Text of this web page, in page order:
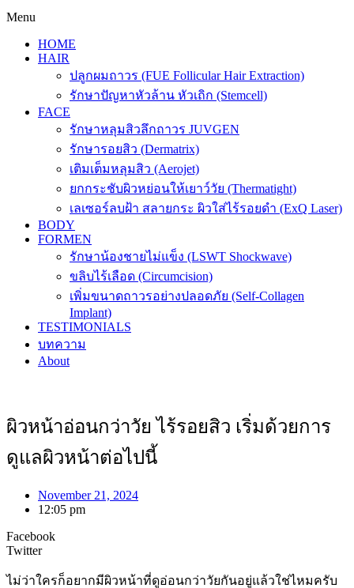
Menu
HOME
HAIR
ปลูกผมถาวร (FUE Follicular Hair Extraction)
รักษาปัญหาหัวล้าน หัวเถิก (Stemcell)
FACE
รักษาหลุมสิวลึกถาวร JUVGEN
รักษารอยสิว (Dermatrix)
เติมเต็มหลุมสิว (Aerojet)
ยกกระชับผิวหย่อนให้เยาว์วัย (Thermatight)
เลเซอร์ลบฝ้า สลายกระ ผิวใส่ไร้รอยดำ (ExQ Laser)
BODY
FORMEN
รักษาน้องชายไม่แข็ง (LSWT Shockwave)
ขลิบไร้เลือด (Circumcision)
เพิ่มขนาดถาวรอย่างปลอดภัย (Self-Collagen
Implant)
TESTIMONIALS
บทความ
About
ผิวหน้าอ่อนกว่าวัย ไร้รอยสิว เริ่มด้วยการ
ดูแลผิวหน้าต่อไปนี้
November 21, 2024
12:05 pm
Facebook
Twitter
ไม่ว่าใครก็อยากมีผิวหน้าที่ดูอ่อนกว่าวัยกันอยู่แล้วใช่ไหมครับ